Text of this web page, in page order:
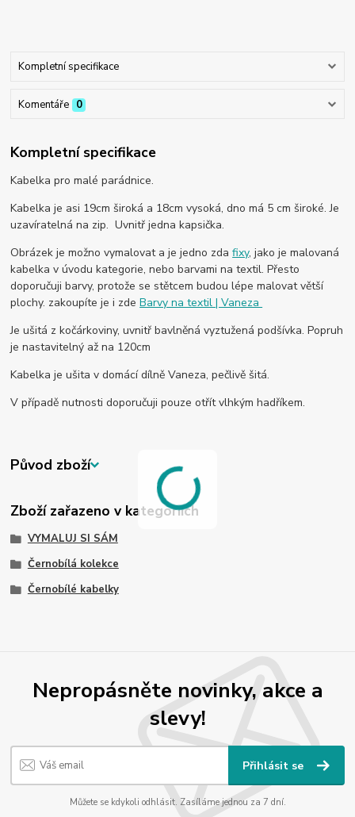
Kompletní specifikace
Komentáře 0
Kompletní specifikace
Kabelka pro malé parádnice.
Kabelka je asi 19cm široká a 18cm vysoká, dno má 5 cm široké. Je
uzavíratelná na zip. Uvnitř jedna kapsička.
Obrázek je možno vymalovat a je jedno zdafixy, jako je malovaná
kabelka v úvodu kategorie, nebo barvami na textil. Přesto
doporučuji barvy, protože se stětcem budou lépe malovat větší
plochy. zakoupíte je i zdeBarvy na textil | Vaneza
Je ušitá z kočárkoviny, uvnitř bavlněná vyztužená podšívka. Popruh
je nastavitelný až na 120cm
Kabelka je ušita v domácí dílně Vaneza, pečlivě šitá.
V případě nutnosti doporučuji pouze otřít vlhkým hadříkem.
Původ zboží
Zboží zařazeno v kategoriích
VYMALUJ SI SÁM
Černobílá kolekce
Černobílé kabelky
Nepropásněte novinky, akce a
slevy!
Přihlásit se
Můžete se kdykoli odhlásit. Zasíláme jednou za 7 dní.